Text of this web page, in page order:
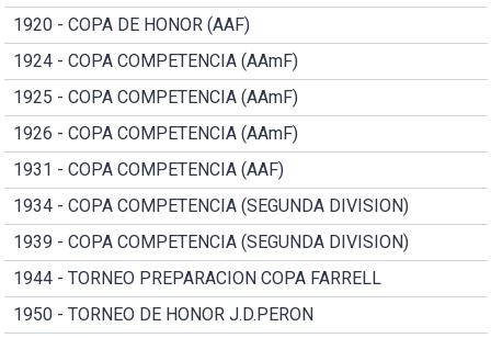
1920 - COPA DE HONOR (AAF)
1924 - COPA COMPETENCIA (AAmF)
1925 - COPA COMPETENCIA (AAmF)
1926 - COPA COMPETENCIA (AAmF)
1931 - COPA COMPETENCIA (AAF)
1934 - COPA COMPETENCIA (SEGUNDA DIVISION)
1939 - COPA COMPETENCIA (SEGUNDA DIVISION)
1944 - TORNEO PREPARACION COPA FARRELL
1950 - TORNEO DE HONOR J.D.PERON